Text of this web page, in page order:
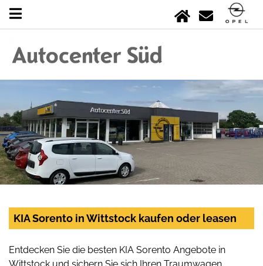
KIA Sorento in Wittstock kaufen oder leasen
Entdecken Sie die besten KIA Sorento Angebote in